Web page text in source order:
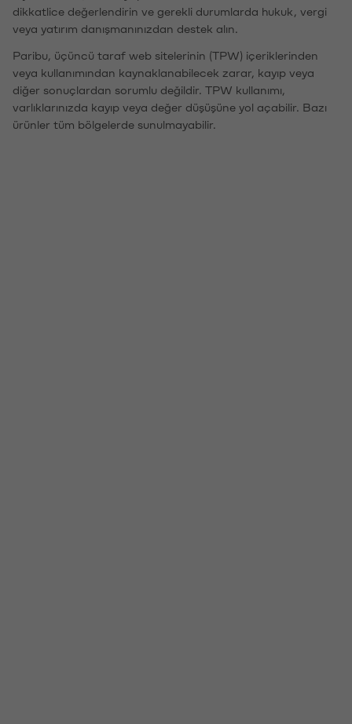
dikkatlice değerlendirin ve gerekli durumlarda hukuk, vergi
veya yatırım danışmanınızdan destek alın.
Paribu, üçüncü taraf web sitelerinin (TPW) içeriklerinden
veya kullanımından kaynaklanabilecek zarar, kayıp veya
diğer sonuçlardan sorumlu değildir. TPW kullanımı,
varlıklarınızda kayıp veya değer düşüşüne yol açabilir. Bazı
ürünler tüm bölgelerde sunulmayabilir.